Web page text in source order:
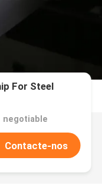
For Steel
negotiable
Contacte-nos